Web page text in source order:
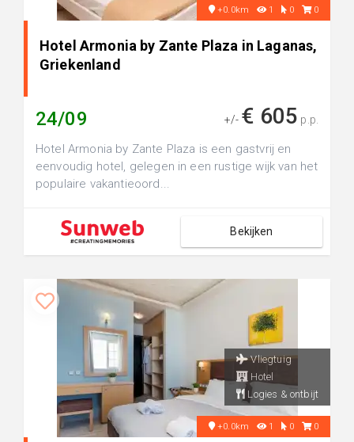
+0.0km 1 0 0
Hotel Armonia by Zante Plaza in Laganas,
Griekenland
24/09 +/- € 605 p.p.
Hotel Armonia by Zante Plaza is een gastvrij en
eenvoudig hotel, gelegen in een rustige wijk van het
populaire vakantieoord...
Bekijken
Vliegtuig
Hotel
Logies & ontbijt
+0.0km 1 0 0